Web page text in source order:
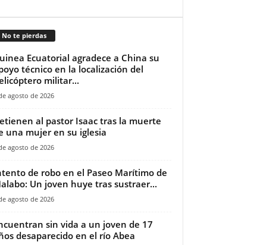
No te pierdas
Ecuatorial agradece a China su
técnico en la localización del
militar...
agosto de 2026
al pastor Isaac tras la muerte
una mujer en su iglesia‎
agosto de 2026
de robo en el Paseo Marítimo de
Un joven huye tras sustraer...
agosto de 2026
sin vida a un joven de 17
desaparecido en el río Abea